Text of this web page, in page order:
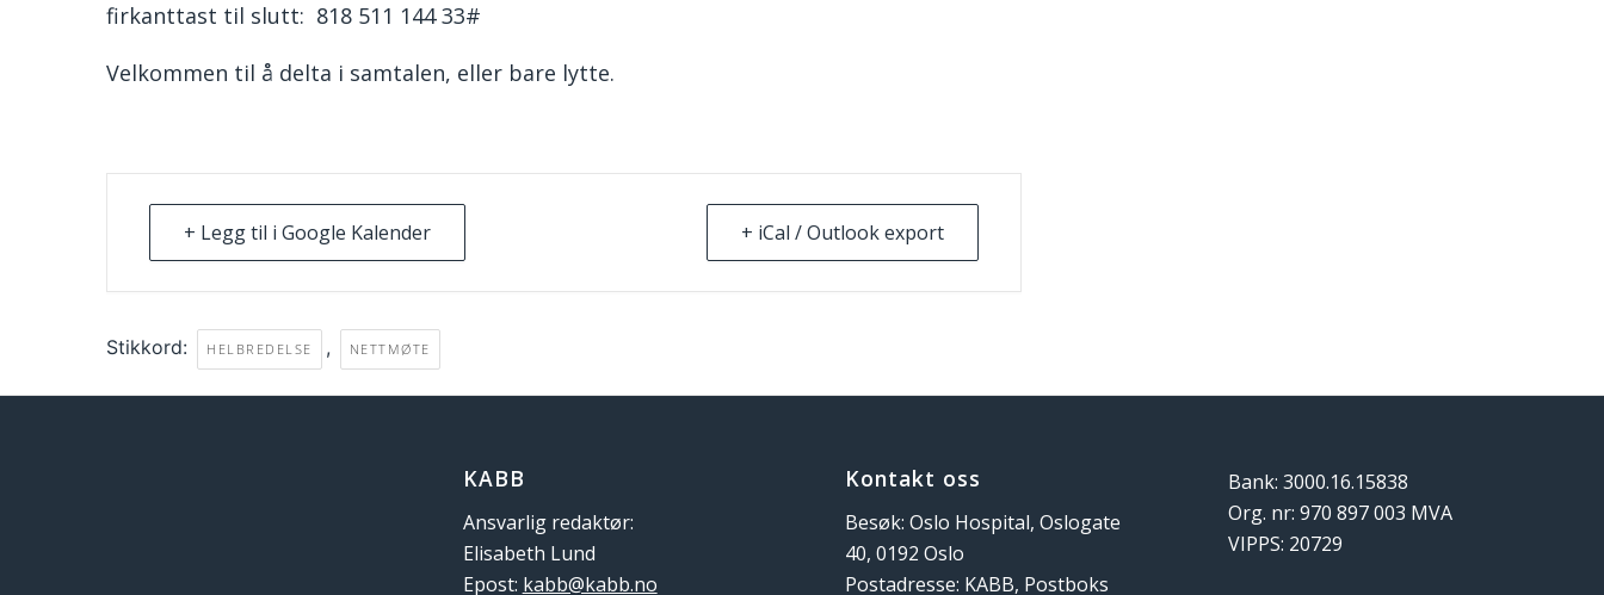
firkanttast til slutt: 818 511 144 33#
Velkommen til å delta i samtalen, eller bare lytte.
+ Legg til i Google Kalender + iCal / Outlook export
Stikkord: HELBREDELSE , NETTMØTE
KABB
Ansvarlig redaktør:
Elisabeth Lund
Epost: kabb@kabb.no
Kontakt oss
Besøk: Oslo Hospital, Oslogate
40, 0192 Oslo
Postadresse: KABB, Postboks
Bank: 3000.16.15838
Org. nr: 970 897 003 MVA
VIPPS: 20729